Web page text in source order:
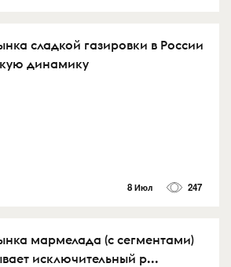
сладкой газировки в России
динамику
8 Июл 247
мармелада (с сегментами)
исключительный р...